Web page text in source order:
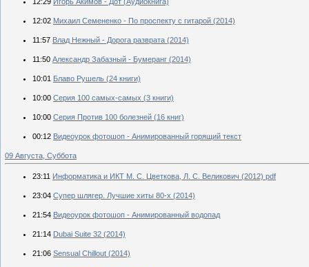
12:02 Михаил Семененко - По проспекту с гитарой (2014)
11:57 Влад Нежный - Дорога разврата (2014)
11:50 Александр Забазный - Бумеранг (2014)
10:01 Блаво Рушель (24 книги)
10:00 Серия 100 самых-самых (3 книги)
10:00 Серия Против 100 болезней (16 книг)
00:12 Видеоурок фотошоп - Анимированный горящий текст
09 Августа, Суббота
23:11 Информатика и ИКТ М. С. Цветкова, Л. С. Великович (2012) pdf
23:04 Супер шлягер. Лучшие хиты 80-х (2014)
21:54 Видеоурок фотошоп - Анимированный водопад
21:14 Dubai Suite 32 (2014)
21:06 Sensual Chillout (2014)